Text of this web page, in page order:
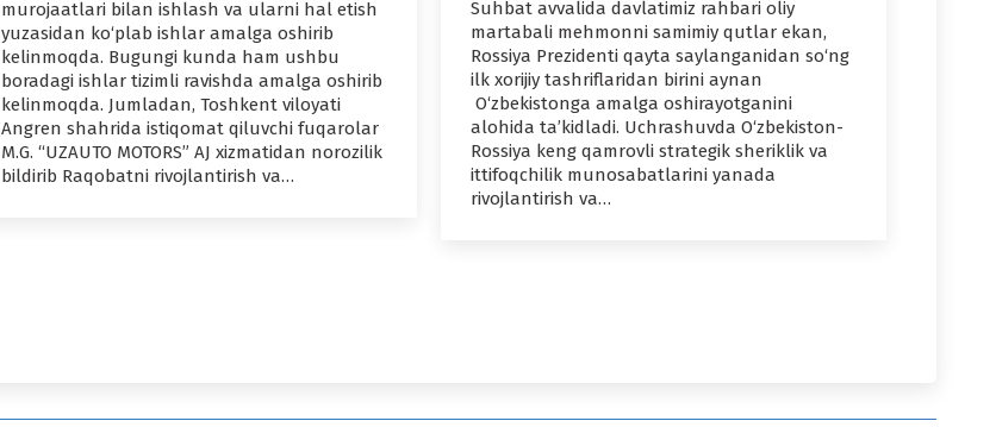
Suhbat avvalida davlatimiz rahbari oliy
martabali mehmonni samimiy qutlar ekan,
Rossiya Prezidenti qayta saylanganidan so‘ng
ilk xorijiy tashriflaridan birini aynan
O‘zbekistonga amalga oshirayotganini
alohida ta’kidladi. Uchrashuvda O‘zbekiston-
Rossiya keng qamrovli strategik sheriklik va
ittifoqchilik munosabatlarini yanada
rivojlantirish va…
murojaatlari bilan ishlash va ularni hal etish
yuzasidan ko‘plab ishlar amalga oshirib
kelinmoqda. Bugungi kunda ham ushbu
boradagi ishlar tizimli ravishda amalga oshirib
kelinmoqda. Jumladan, Toshkent viloyati
Angren shahrida istiqomat qiluvchi fuqarolar
M.G. “UZAUTO MOTORS” AJ xizmatidan norozilik
bildirib Raqobatni rivojlantirish va…